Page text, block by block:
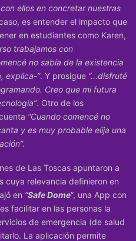
ellos en concretar nuestras
es entender el impacto que
en estudiantes como Karen,
trabajamos con
no sabía de la existencia
explica-”. Y prosigue “...disfruté
Creo que mi futura
. Otro de los
“Cuando comencé no
y es muy probable elija una
de Las Toscas apuntaron a
cuya relevancia definieron en
en “Safe Dome”, una App con
facilitar en las personas la
de emergencia (de salud
La aplicación permite